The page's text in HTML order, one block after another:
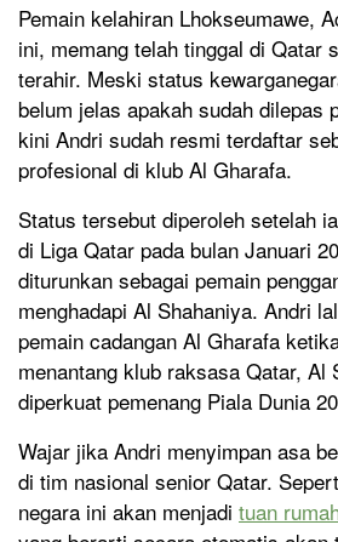
Pemain kelahiran Lhokseumawe,
ini, memang telah tinggal di Qatar
terahir. Meski status
belum jelas apakah sudah dilepas
kini Andri sudah resmi terdaftar
profesional di klub Al Gharafa.
Status tersebut diperoleh setelah
di Liga Qatar pada bulan Januari
diturunkan sebagai pemain
menghadapi Al Shahaniya. Andri
pemain cadangan Al Gharafa
menantang klub raksasa Qatar, Al
diperkuat pemenang Piala Dunia
Wajar jika Andri menyimpan asa
di tim nasional senior Qatar.
negara ini akan menjadi tuan